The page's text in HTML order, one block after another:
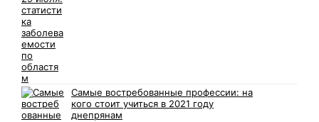
Самые востребованные профессии: на
кого стоит учиться в 2021 году
днепрянам